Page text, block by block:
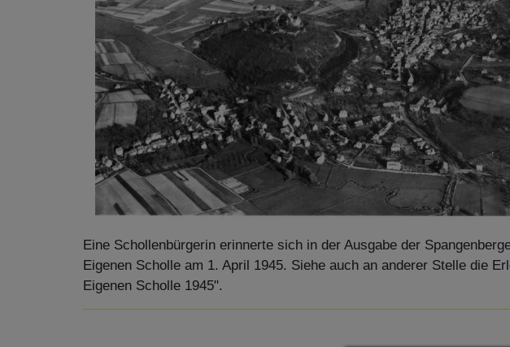
Eine Schollenbürgerin erinnerte sich in der Ausgabe der
Eigenen Scholle am 1. April 1945. Siehe auch an anderer Stelle die
Eigenen Scholle 1945".